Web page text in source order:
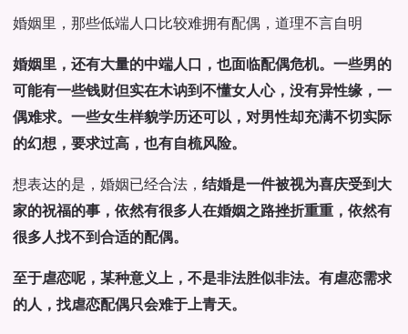
婚姻里，那些低端人口比较难拥有配偶，道理不言自明
婚姻里，还有大量的中端人口，也面临配偶危机。一些男的
可能有一些钱财但实在木讷到不懂女人心，没有异性缘，一
偶难求。一些女生样貌学历还可以，对男性却充满不切实际
的幻想，要求过高，也有自梳风险。
想表达的是，婚姻已经合法， 结婚是一件被视为喜庆受到大
家的祝福的事，依然有很多人在婚姻之路挫折重重，依然有
很多人找不到合适的配偶。
至于虐恋呢，某种意义上，不是非法胜似非法。有虐恋需求
的人，找虐恋配偶只会难于上青天。